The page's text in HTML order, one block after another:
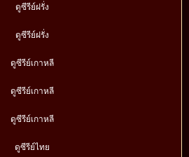
ดูซีรีย์ฝรั่ง
ดูซีรีย์ฝรั่ง
ดูซีรีย์เกาหลี
ดูซีรีย์เกาหลี
ดูซีรีย์เกาหลี
ดูซีรีย์ไทย